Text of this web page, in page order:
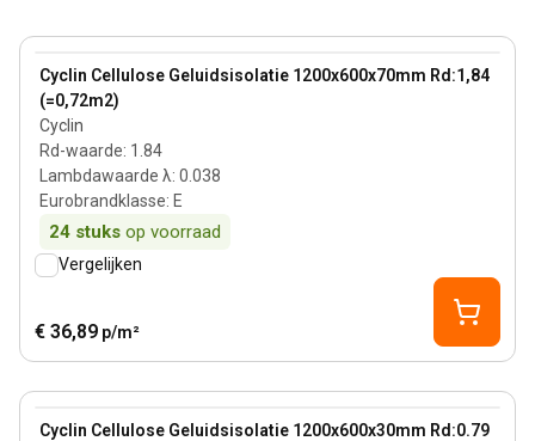
Cyclin Cellulose Geluidsisolatie 1200x600x70mm Rd:1,84
(=0,72m2)
Cyclin
Rd-waarde: 1.84
Lambdawaarde λ: 0.038
Eurobrandklasse: E
24 stuks op voorraad
View product
Vergelijken
€ 36,89 p/m²
Cyclin Cellulose Geluidsisolatie 1200x600x30mm Rd:0.79
View product